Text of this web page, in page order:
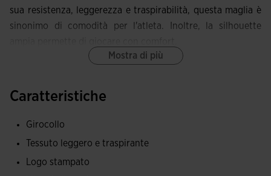
sua resistenza, leggerezza e traspirabilità, questa maglia è
sinonimo di comodità per l'atleta. Inoltre, la silhouette
sportiva permette all'atleta di muoversi in totale libertà.
Logo Joma serigrafato.
Mostra di più
Caratteristiche
Girocollo
Tessuto leggero e traspirante
Logo stampato